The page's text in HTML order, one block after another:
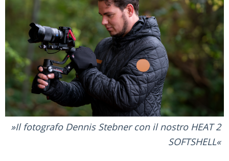
Il fotografo Dennis Stebner con il nostro HEAT 2
SOFTSHELL